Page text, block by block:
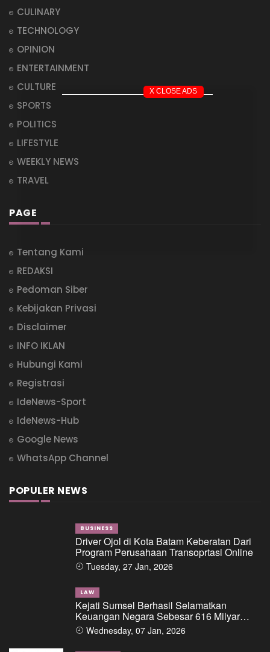
X CLOSE ADS
CULINARY
TECHNOLOGY
OPINION
ENTERTAINMENT
CULTURE
SPORTS
POLITICS
LIFESTYLE
WEEKLY NEWS
TRAVEL
PAGE
Tentang Kami
REDAKSI
Pedoman Siber
Kebijakan Privasi
Disclaimer
INFO IKLAN
Hubungi Kami
Registrasi
IdeNews-Sport
IdeNews-Hub
Google News
WhatsApp Channel
POPULER NEWS
BUSINESS
Driver Ojol di Kota Batam Keberatan Dari
Program Perusahaan Transoprtasi Online
Tuesday, 27 Jan, 2026
LAW
Kejati Sumsel Berhasil Selamatkan
Keuangan Negara Sebesar 616 Milyar
Dalam Perkara Dugaan Tipikor Pemberian
Fasilitas Pinjaman/Kredit Dari Salah Satu
Bank Pemerintah Kepada PT. BSS Dan PT.
Wednesday, 07 Jan, 2026